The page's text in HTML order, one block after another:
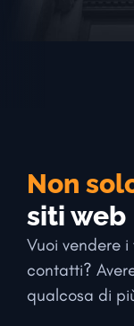
Non
siti web
Vuoi vendere
contatti?
qualcosa di